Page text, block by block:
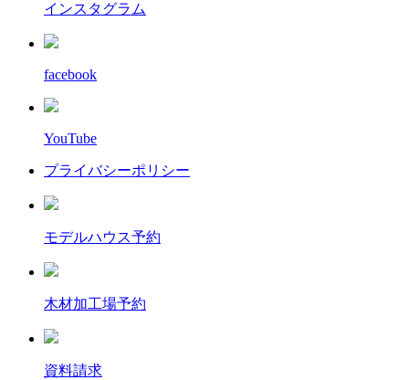
インスタグラム
facebook
YouTube
プライバシーポリシー
モデルハウス予約
木材加工場予約
資料請求